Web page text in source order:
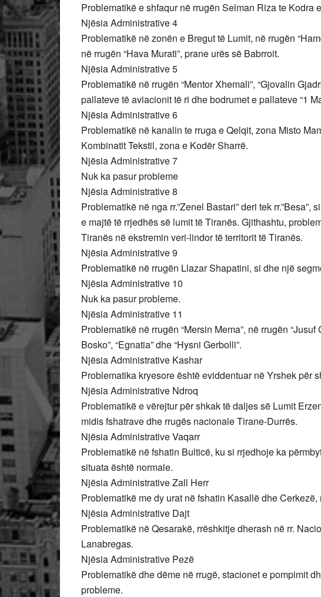
Problematikë e shfaqur në rrugën Selman Riza te Kodra
Njësia Administrative 4
Problematikë në zonën e Bregut të Lumit, në rrugën
në rrugën “Hava Murati”, prane urës së Babrroit.
Njësia Administrative 5
Problematikë në rrugën “Mentor Xhemali”, “Gjovalin
pallateve të aviacionit të ri dhe bodrumet e pallateve “1
Njësia Administrative 6
Problematikë në kanalin te rruga e Qelqit, zona Misto
Kombinatit Tekstil, zona e Kodër Sharrë.
Njësia Administrative 7
Nuk ka pasur probleme
Njësia Administrative 8
Problematikë në nga rr.”Zenel Bastari” deri tek
e majtë të rrjedhës së lumit të Tiranës. Gjithashtu,
Tiranës në ekstremin veri-lindor të territorit të Tiranës.
Njësia Administrative 9
Problematikë në rrugën Llazar Shapatini, si dhe një
Njësia Administrative 10
Nuk ka pasur probleme.
Njësia Administrative 11
Problematikë në rrugën “Mersin Mema”, në rrugën “Jusuf
Bosko”, “Egnatia” dhe “Hysni Gerbolli”.
Njësia Administrative Kashar
Problematika kryesore është eviddentuar në Yrshek për
Njësia Administrative Ndroq
Problematikë e vërejtur për shkak të daljes së Lumit
midis fshatrave dhe rrugës nacionale Tirane-Durrës.
Njësia Administrative Vaqarr
Problematikë në fshatin Bulticë, ku si rrjedhoje ka
situata është normale.
Njësia Administrative Zall Herr
Problematikë me dy urat në fshatin Kasallë dhe
Njësia Administrative Dajt
Problematikë në Qesarakë, rrëshkitje dherash në rr.
Lanabregas.
Njësia Administrative Pezë
Problematikë dhe dëme në rrugë, stacionet e pompimit
probleme.